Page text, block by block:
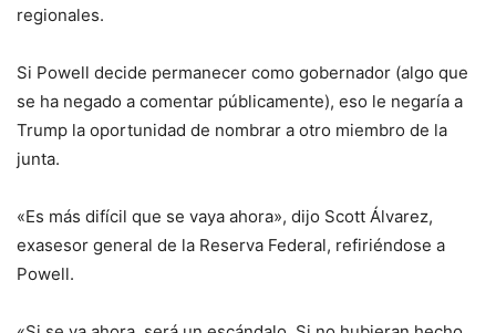
regionales.
Si Powell decide permanecer como gobernador (algo que
se ha negado a comentar públicamente), eso le negaría a
Trump la oportunidad de nombrar a otro miembro de la
junta.
«Es más difícil que se vaya ahora», dijo Scott Álvarez,
exasesor general de la Reserva Federal, refiriéndose a
Powell.